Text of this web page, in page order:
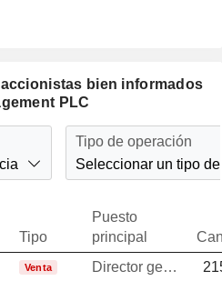
bien informados
PLC
Tipo de operación
Seleccionar un tipo
Tipo
Puesto
principal
Venta Director general